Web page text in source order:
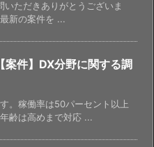
ただきありがとうございま
新の案件を ...
案件】DX分野に関する調
。稼働率は50パーセント以上
齢は高めまで対応 ...